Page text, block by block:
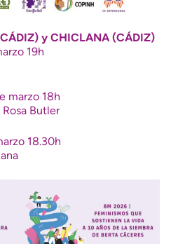
y CHICLANA (CÁDIZ)
19h
marzo 18h
Butler
18.30h